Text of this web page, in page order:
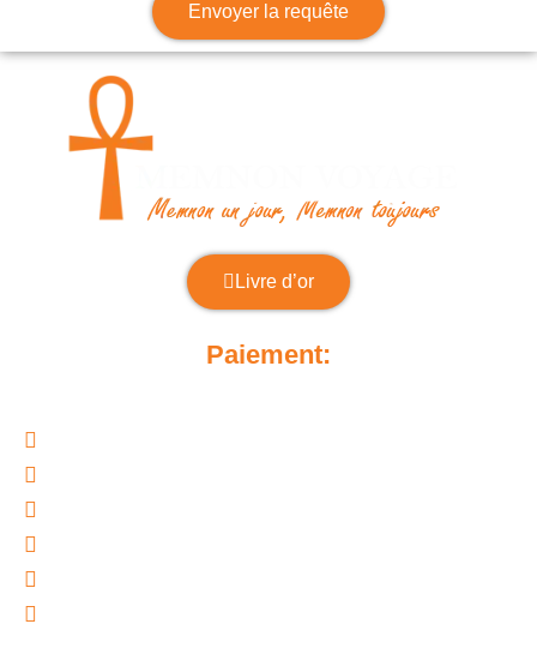
Envoyer la requête
Livre d’or
Paiement: